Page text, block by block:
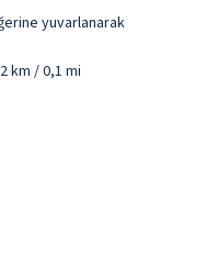
yuvarlanarak
km / 0,1 mi